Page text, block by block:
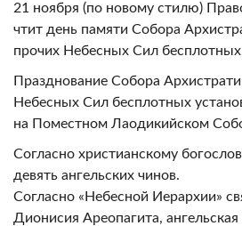
21 ноября (по новому стилю)
чтит день памяти Собора
прочих Небесных Сил
Празднование Собора
Небесных Сил бесплотных
на Поместном Лаодикийском
Согласно христианскому
девять ангельских чинов.
Согласно «Небесной Иерархии»
Дионисия Ареопагита,